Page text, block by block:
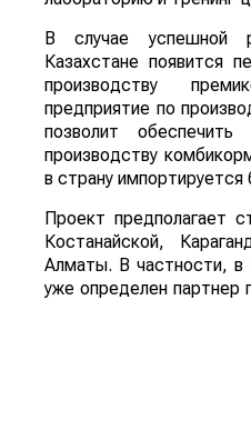
В случае успешной
Казахстане появится
производству
предприятие по
позволит
производству
в страну
Проект предполагает
Костанайской,
Алматы. В частности, в
уже определен партнер
строительства завода,